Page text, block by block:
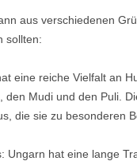
aus verschiedenen
sollten:
eine reiche Vielfalt an
den Mudi und den Puli.
die sie zu besonderen
Ungarn hat eine lange